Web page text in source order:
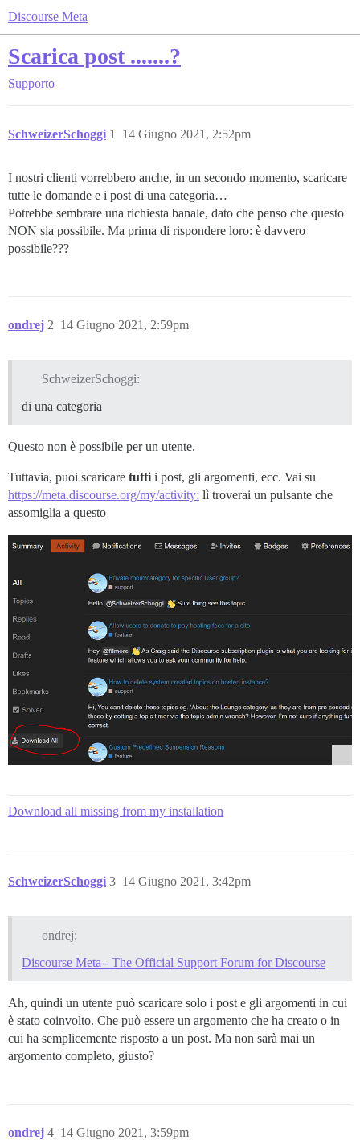
Discourse Meta
Scarica post .......?
Supporto
SchweizerSchoggi 14 Giugno 2021, 2:52pm
1
I nostri clienti vorrebbero anche, in un secondo momento, scaricare
tutte le domande e i post di una categoria…
Potrebbe sembrare una richiesta banale, dato che penso che questo
NON sia possibile. Ma prima di rispondere loro: è davvero
possibile???
ondrej 14 Giugno 2021, 2:59pm
2
SchweizerSchoggi:
di una categoria
Questo non è possibile per un utente.
Tuttavia, puoi scaricare tutti i post, gli argomenti, ecc. Vai su
https://meta.discourse.org/my/activity: lì troverai un pulsante che
assomiglia a questo
Download all missing from my installation
SchweizerSchoggi 14 Giugno 2021, 3:42pm
3
ondrej:
Discourse Meta - The Official Support Forum for Discourse
Ah, quindi un utente può scaricare solo i post e gli argomenti in cui
è stato coinvolto. Che può essere un argomento che ha creato o in
cui ha semplicemente risposto a un post. Ma non sarà mai un
argomento completo, giusto?
ondrej 14 Giugno 2021, 3:59pm
4